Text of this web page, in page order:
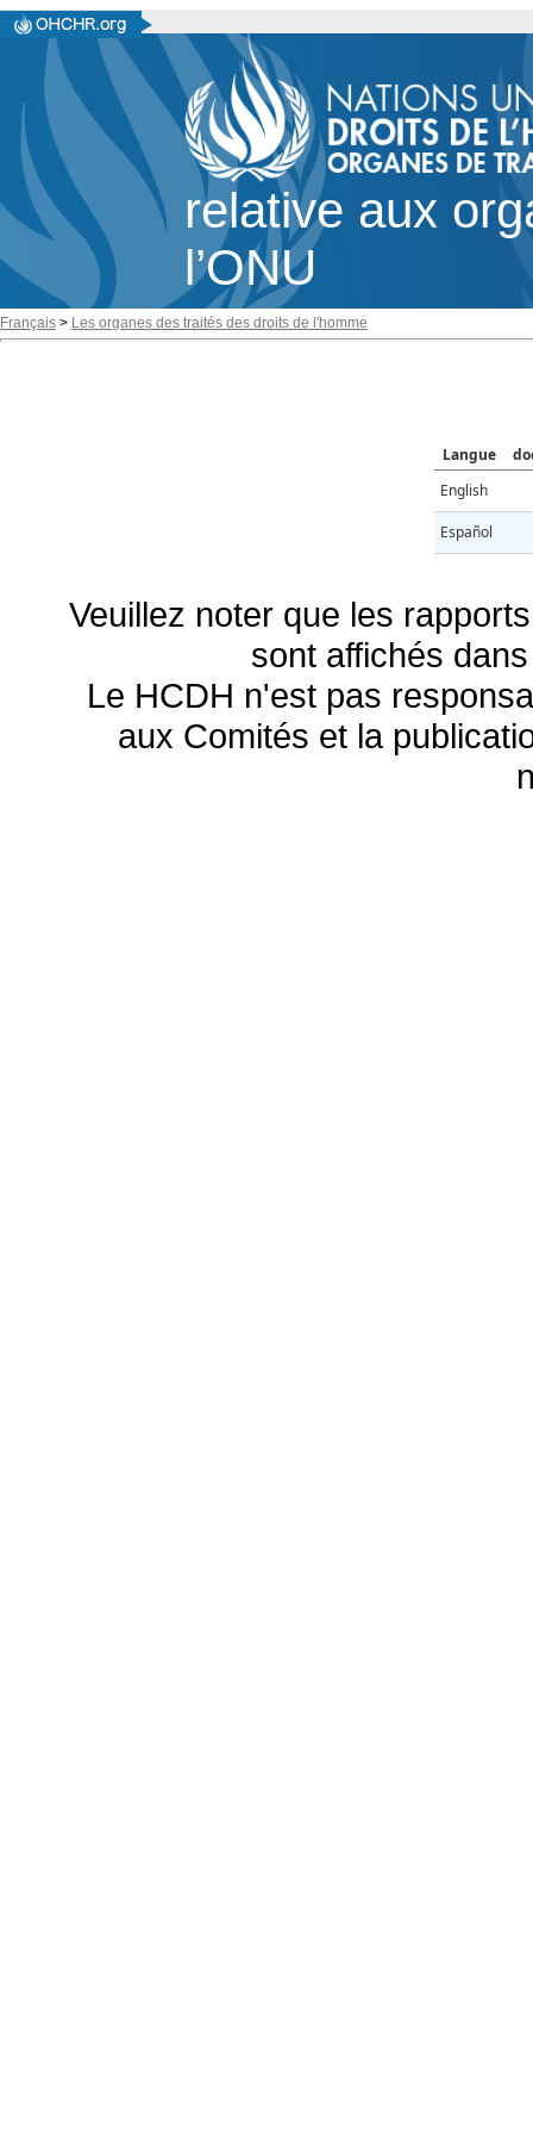
relative aux
l’ONU
Français > Les organes des traités des droits de l'homme
Langue
English
Español
Veuillez noter que les
sont affichés
Le HCDH n'est pas
aux Comités et la